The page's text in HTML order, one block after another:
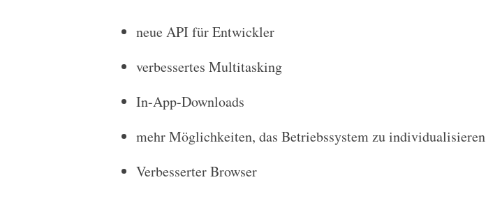
neue API für Entwickler
verbessertes Multitasking
In-App-Downloads
mehr Möglichkeiten, das Betriebssystem zu individualisieren
Verbesserter Browser